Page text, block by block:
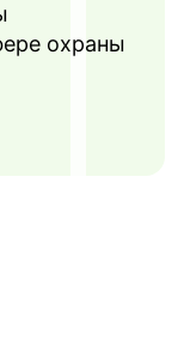
охраны